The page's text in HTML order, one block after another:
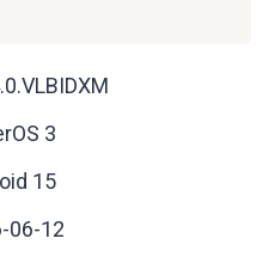
3
15
06-12